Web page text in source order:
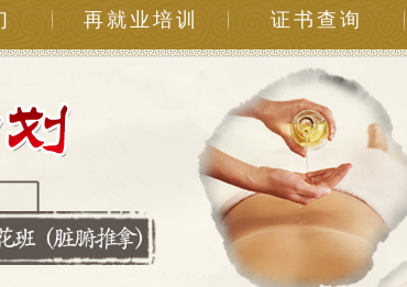
再就业培训 证书查询